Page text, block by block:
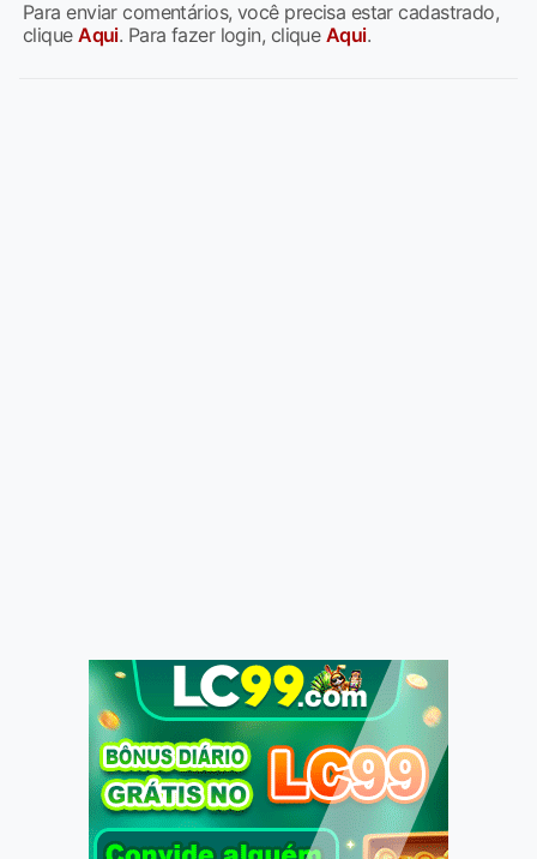
Para enviar comentários, você precisa estar cadastrado,
cliqueAqui. Para fazer login, clique Aqui.